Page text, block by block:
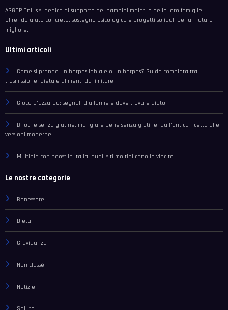
ASGOP Onlus si dedica al supporto dei bambini malati e delle loro famiglie,
offrendo aiuto concreto, sostegno psicologico e progetti solidali per un futuro
migliore.
Ultimi articoli
Come si prende un herpes labiale o un’herpes? Guida completa tra
trasmissione, dieta e alimenti da limitare
Gioco d’azzardo: segnali d’allarme e dove trovare aiuto
Brioche senza glutine, mangiare bene senza glutine: dall’antica ricetta alle
versioni moderne
Multipla con boost in Italia: quali siti moltiplicano le vincite
Le nostre categorie
Benessere
Dieta
Gravidanza
Non classé
Notizie